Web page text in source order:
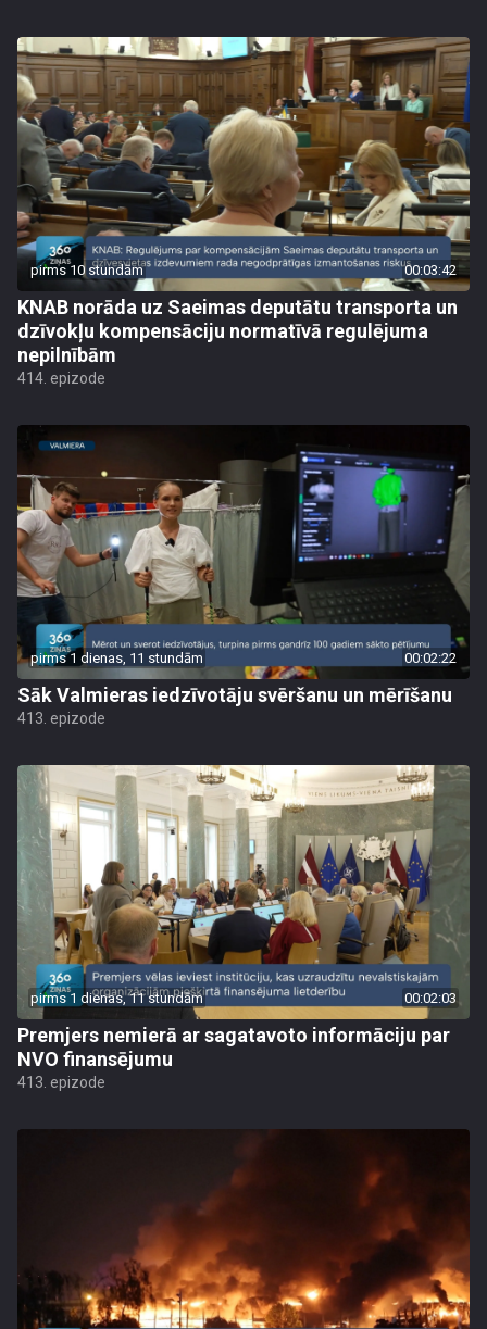
pirms 10 stundām 00:03:42
KNAB norāda uz Saeimas deputātu transporta un
dzīvokļu kompensāciju normatīvā regulējuma
nepilnībām
414. epizode
pirms 1 dienas, 11 stundām 00:02:22
Sāk Valmieras iedzīvotāju svēršanu un mērīšanu
413. epizode
pirms 1 dienas, 11 stundām 00:02:03
Premjers nemierā ar sagatavoto informāciju par
NVO finansējumu
413. epizode